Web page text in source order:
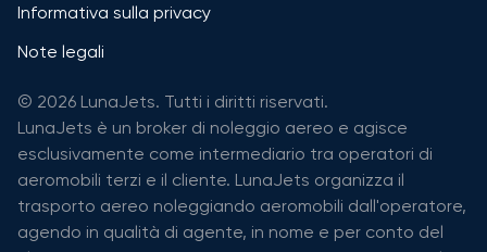
Informativa sulla privacy
Note legali
© 2026 LunaJets. Tutti i diritti riservati.
LunaJets è un broker di noleggio aereo e agisce
esclusivamente come intermediario tra operatori di
aeromobili terzi e il cliente. LunaJets organizza il
trasporto aereo noleggiando aeromobili dall'operatore,
agendo in qualità di agente, in nome e per conto del